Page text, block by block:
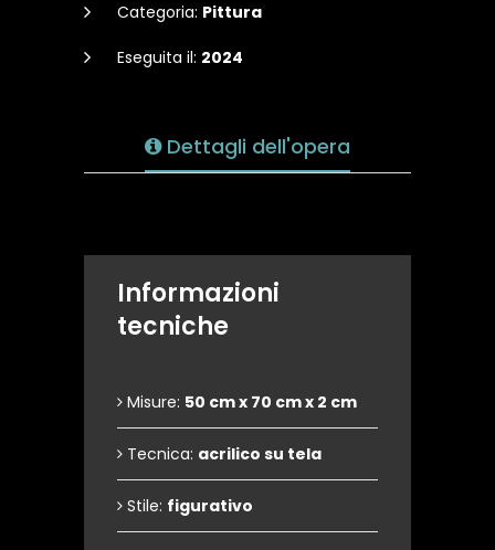
Categoria: Pittura
Eseguita il: 2024
Dettagli dell'opera
Informazioni
tecniche
Misure: 50 cm x 70 cm x 2 cm
Tecnica: acrilico su tela
Stile: figurativo